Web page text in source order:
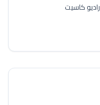
راديو كاسيت